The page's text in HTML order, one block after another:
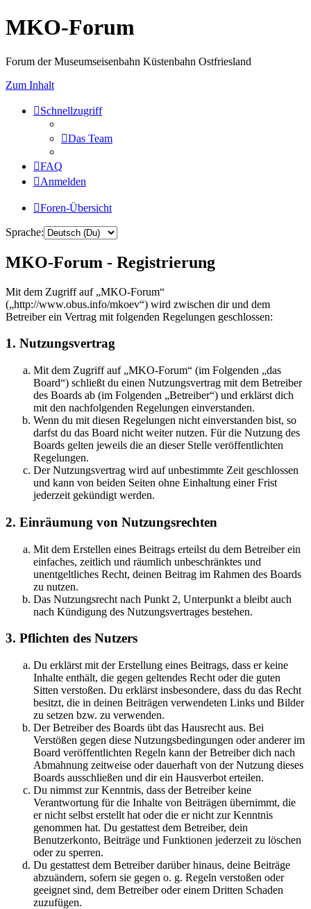
MKO-Forum
Forum der Museumseisenbahn Küstenbahn Ostfriesland
Zum Inhalt
Schnellzugriff
Das Team
FAQ
Anmelden
Foren-Übersicht
Sprache:
MKO-Forum - Registrierung
Mit dem Zugriff auf „MKO-Forum“
(„http://www.obus.info/mkoev“) wird zwischen dir und dem
Betreiber ein Vertrag mit folgenden Regelungen geschlossen:
1. Nutzungsvertrag
Mit dem Zugriff auf „MKO-Forum“ (im Folgenden „das
Board“) schließt du einen Nutzungsvertrag mit dem Betreiber
des Boards ab (im Folgenden „Betreiber“) und erklärst dich
mit den nachfolgenden Regelungen einverstanden.
Wenn du mit diesen Regelungen nicht einverstanden bist, so
darfst du das Board nicht weiter nutzen. Für die Nutzung des
Boards gelten jeweils die an dieser Stelle veröffentlichten
Regelungen.
Der Nutzungsvertrag wird auf unbestimmte Zeit geschlossen
und kann von beiden Seiten ohne Einhaltung einer Frist
jederzeit gekündigt werden.
2. Einräumung von Nutzungsrechten
Mit dem Erstellen eines Beitrags erteilst du dem Betreiber ein
einfaches, zeitlich und räumlich unbeschränktes und
unentgeltliches Recht, deinen Beitrag im Rahmen des Boards
zu nutzen.
Das Nutzungsrecht nach Punkt 2, Unterpunkt a bleibt auch
nach Kündigung des Nutzungsvertrages bestehen.
3. Pflichten des Nutzers
Du erklärst mit der Erstellung eines Beitrags, dass er keine
Inhalte enthält, die gegen geltendes Recht oder die guten
Sitten verstoßen. Du erklärst insbesondere, dass du das Recht
besitzt, die in deinen Beiträgen verwendeten Links und Bilder
zu setzen bzw. zu verwenden.
Der Betreiber des Boards übt das Hausrecht aus. Bei
Verstößen gegen diese Nutzungsbedingungen oder anderer im
Board veröffentlichten Regeln kann der Betreiber dich nach
Abmahnung zeitweise oder dauerhaft von der Nutzung dieses
Boards ausschließen und dir ein Hausverbot erteilen.
Du nimmst zur Kenntnis, dass der Betreiber keine
Verantwortung für die Inhalte von Beiträgen übernimmt, die
er nicht selbst erstellt hat oder die er nicht zur Kenntnis
genommen hat. Du gestattest dem Betreiber, dein
Benutzerkonto, Beiträge und Funktionen jederzeit zu löschen
oder zu sperren.
Du gestattest dem Betreiber darüber hinaus, deine Beiträge
abzuändern, sofern sie gegen o. g. Regeln verstoßen oder
geeignet sind, dem Betreiber oder einem Dritten Schaden
zuzufügen.